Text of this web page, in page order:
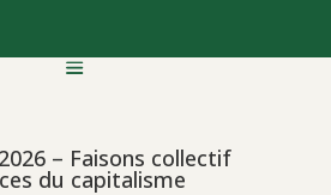
– Faisons collectif
du capitalisme